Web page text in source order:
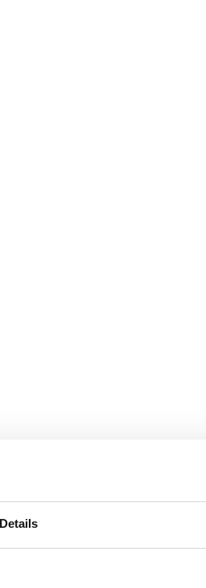
Details